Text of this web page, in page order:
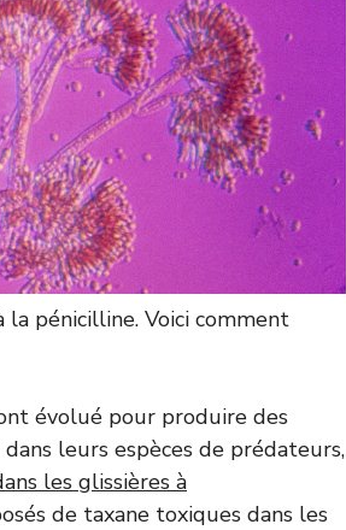
pénicilline. Voici comment
évolué pour produire des
leurs espèces de prédateurs,
les glissières à
de taxane toxiques dans les